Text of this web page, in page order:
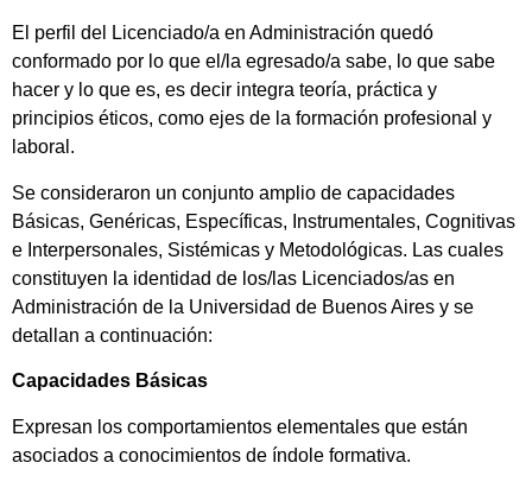
El perfil del Licenciado/a en Administración quedó
conformado por lo que el/la egresado/a sabe, lo que sabe
hacer y lo que es, es decir integra teoría, práctica y
principios éticos, como ejes de la formación profesional y
laboral.
Se consideraron un conjunto amplio de capacidades
Básicas, Genéricas, Específicas, Instrumentales, Cognitivas
e Interpersonales, Sistémicas y Metodológicas. Las cuales
constituyen la identidad de los/las Licenciados/as en
Administración de la Universidad de Buenos Aires y se
detallan a continuación:
Capacidades Básicas
Expresan los comportamientos elementales que están
asociados a conocimientos de índole formativa.